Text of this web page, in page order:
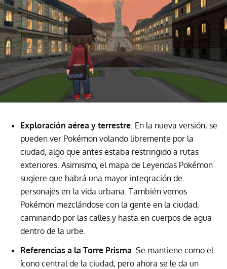
Exploración aérea y terrestre: En la nueva versión, se
pueden ver Pokémon volando libremente por la
ciudad, algo que antes estaba restringido a rutas
exteriores. Asimismo, el mapa de Leyendas Pokémon
sugiere que habrá una mayor integración de
personajes en la vida urbana. También vemos
Pokémon mezclándose con la gente en la ciudad,
caminando por las calles y hasta en cuerpos de agua
dentro de la urbe.
Referencias a la Torre Prisma: Se mantiene como el
ícono central de la ciudad, pero ahora se le da un